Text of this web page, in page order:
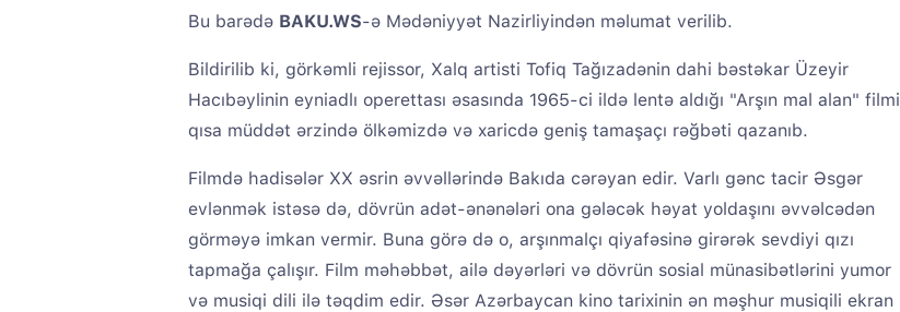
Bu barədə BAKU.WS-ə Mədəniyyət Nazirliyindən məlumat verilib.
Bildirilib ki, görkəmli rejissor, Xalq artisti Tofiq Tağızadənin dahi bəstəkar Üzeyir
Hacıbəylinin eyniadlı operettası əsasında 1965-ci ildə lentə aldığı "Arşın mal alan" filmi
qısa müddət ərzində ölkəmizdə və xaricdə geniş tamaşaçı rəğbəti qazanıb.
Filmdə hadisələr XX əsrin əvvəllərində Bakıda cərəyan edir. Varlı gənc tacir Əsgər
evlənmək istəsə də, dövrün adət-ənənələri ona gələcək həyat yoldaşını əvvəlcədən
görməyə imkan vermir. Buna görə də o, arşınmalçı qiyafəsinə girərək sevdiyi qızı
tapmağa çalışır. Film məhəbbət, ailə dəyərləri və dövrün sosial münasibətlərini yumor
və musiqi dili ilə təqdim edir. Əsər Azərbaycan kino tarixinin ən məşhur musiqili ekran